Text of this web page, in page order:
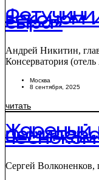
беконом
сыра»
Андрей Никитин,
Консерватория
Москва
8 сентября, 2025
читать
Жареный
Сергей Волконенков,